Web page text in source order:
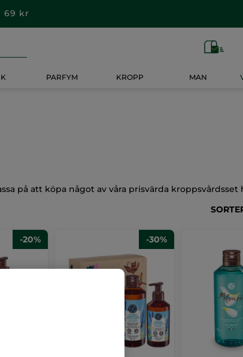
69 kr
PARFYM KROPP MAN
på att köpa något av våra prisvärda kroppsvårdsset
-20% -30%